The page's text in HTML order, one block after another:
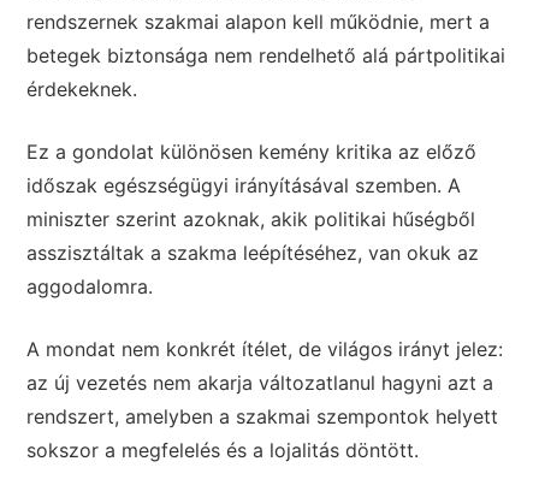
rendszernek szakmai alapon kell működnie, mert a
betegek biztonsága nem rendelhető alá pártpolitikai
érdekeknek.
Ez a gondolat különösen kemény kritika az előző
időszak egészségügyi irányításával szemben. A
miniszter szerint azoknak, akik politikai hűségből
asszisztáltak a szakma leépítéséhez, van okuk az
aggodalomra.
A mondat nem konkrét ítélet, de világos irányt jelez:
az új vezetés nem akarja változatlanul hagyni azt a
rendszert, amelyben a szakmai szempontok helyett
sokszor a megfelelés és a lojalitás döntött.